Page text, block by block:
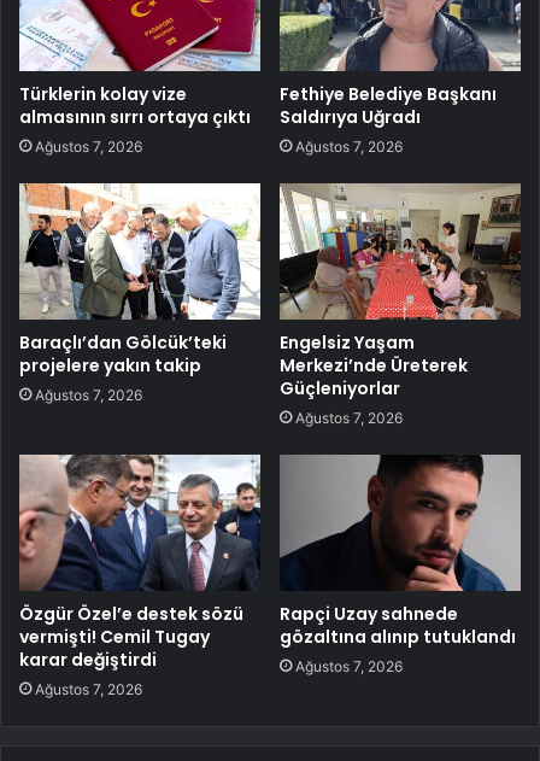
Türklerin kolay vize
almasının sırrı ortaya çıktı
Ağustos 7, 2026
Fethiye Belediye Başkanı
Saldırıya Uğradı
Ağustos 7, 2026
Baraçlı’dan Gölcük’teki
projelere yakın takip
Ağustos 7, 2026
Engelsiz Yaşam
Merkezi’nde Üreterek
Güçleniyorlar
Ağustos 7, 2026
Özgür Özel’e destek sözü
vermişti! Cemil Tugay
karar değiştirdi
Ağustos 7, 2026
Rapçi Uzay sahnede
gözaltına alınıp tutuklandı
Ağustos 7, 2026